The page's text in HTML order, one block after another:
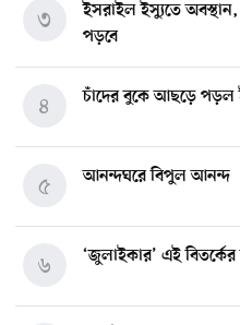
ইসরাইল ইস্যুতে অবস্থান,
পড়বে
৩
চাঁদের বুকে আছড়ে পড়ল
৪
আনন্দঘরে বিপুল আনন্দ
৫
‘জুলাইকার’ এই বিতর্কের
৬